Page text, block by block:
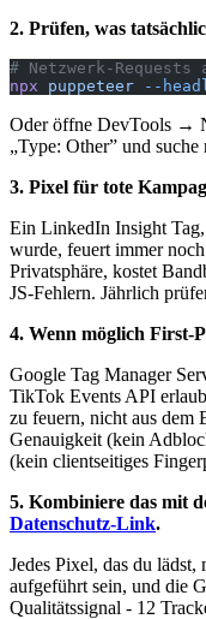
2. Prüfen, was
# Netzwerk-Requests
npx puppeteer --
Oder öffne DevTools →
„Type: Other” und
3. Pixel für tote
Ein LinkedIn Insight
wurde, feuert immer
Privatsphäre, kostet
JS-Fehlern. Jährlich
4. Wenn möglich First-
Google Tag Manager
TikTok Events API
zu feuern, nicht aus dem
Genauigkeit (kein
(kein clientseitiges
5. Kombiniere das mit
Datenschutz-Link.
Jedes Pixel, das du
aufgeführt sein, und die
Qualitätssignal - 12